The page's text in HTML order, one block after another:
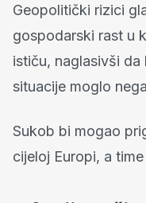
Geopolitički rizici
gospodarski rast u
ističu, naglasivši
situacije moglo
Sukob bi mogao
cijeloj Europi, a